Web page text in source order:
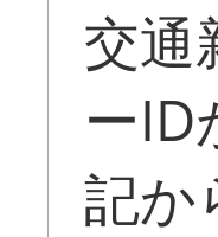
交通
ーID
記か